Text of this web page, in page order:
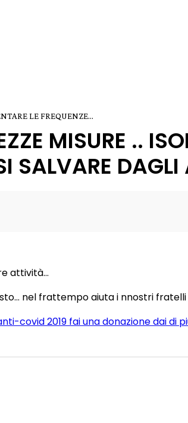
LE FREQUENZE...
MISURE ..
SALVARE
attività…
nel frattempo aiuta i nnostri fratelli
covid 2019 fai una donazione dai